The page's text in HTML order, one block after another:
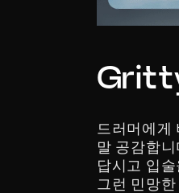
드러머에게
말 공감합
답시고 입
그런 민망